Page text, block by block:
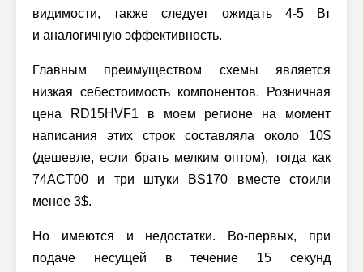
видимости, также следует ожидать 4-5 Вт
и аналогичную эффективность.
Главным преимуществом схемы является
низкая себестоимость компонентов. Розничная
цена RD15HVF1 в моем регионе на момент
написания этих строк составляла около 10$
(дешевле, если брать мелким оптом), тогда как
74ACT00 и три штуки BS170 вместе стоили
менее 3$.
Но имеются и недостатки. Во-первых, при
подаче несущей в течение 15 секунд